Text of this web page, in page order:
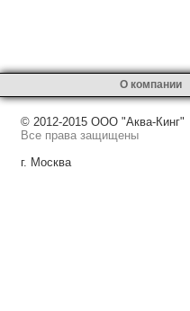
О компании
© 2012-2015 ООО "Аква-Кинг"
Все права защищены
г. Москва